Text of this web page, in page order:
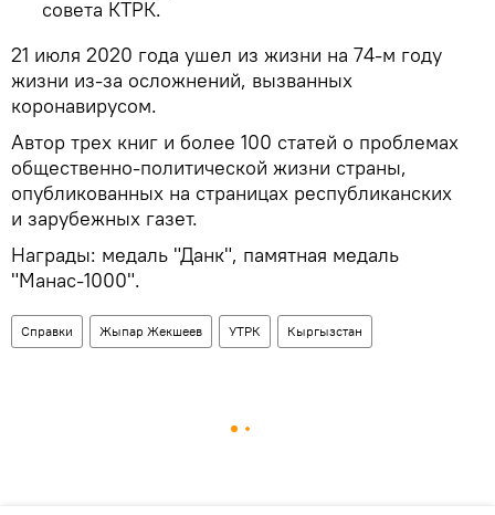
совета КТРК.
21 июля 2020 года ушел из жизни на 74-м году
жизни из-за осложнений, вызванных
коронавирусом.
Автор трех книг и более 100 статей о проблемах
общественно-политической жизни страны,
опубликованных на страницах республиканских
и зарубежных газет.
Награды: медаль "Данк", памятная медаль
"Манас-1000".
Справки Жыпар Жекшеев УТРК Кыргызстан